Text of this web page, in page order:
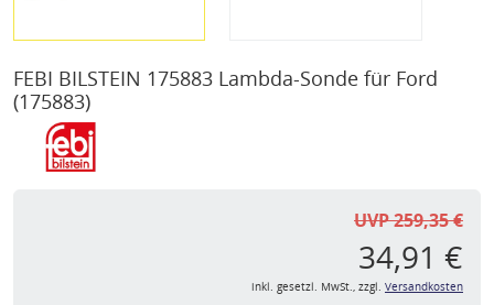
FEBI BILSTEIN 175883 Lambda-Sonde für Ford
(175883)
UVP 259,35 €
34,91 €
inkl. gesetzl. MwSt., zzgl. Versandkosten